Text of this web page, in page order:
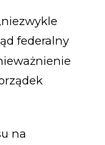
federalny
na